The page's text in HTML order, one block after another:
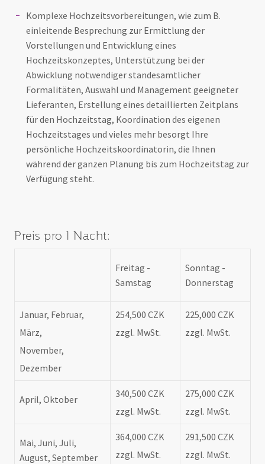
Komplexe Hochzeitsvorbereitungen, wie zum B.
einleitende Besprechung zur Ermittlung der
Vorstellungen und Entwicklung eines
Hochzeitskonzeptes, Unterstützung bei der
Abwicklung notwendiger standesamtlicher
Formalitäten, Auswahl und Management geeigneter
Lieferanten, Erstellung eines detaillierten Zeitplans
für den Hochzeitstag, Koordination des eigenen
Hochzeitstages und vieles mehr besorgt Ihre
persönliche Hochzeitskoordinatorin, die Ihnen
während der ganzen Planung bis zum Hochzeitstag zur
Verfügung steht.
Preis pro 1 Nacht:
Freitag -
Samstag
Sonntag -
Donnerstag
Januar, Februar,
März,
November,
Dezember
254,500 CZK
zzgl. MwSt.
225,000 CZK
zzgl. MwSt.
April, Oktober
340,500 CZK
zzgl. MwSt.
275,000 CZK
zzgl. MwSt.
Mai, Juni, Juli,
August, September
364,000 CZK
zzgl. MwSt.
291,500 CZK
zzgl. MwSt.